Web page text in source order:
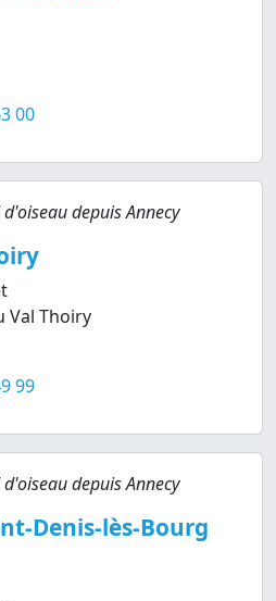
00
depuis Annecy
Val Thoiry
99
depuis Annecy
Denis-lès-Bourg